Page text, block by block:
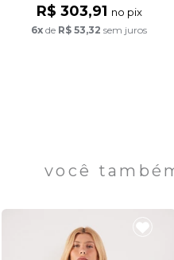
R$ 303,91 no pix
6x de R$ 53,32 sem juros
você